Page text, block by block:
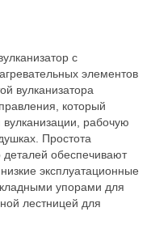
с
элементов
вулканизатора
который
рабочую
Простота
деталей обеспечивают
эксплуатационные
упорами для
лестницей для